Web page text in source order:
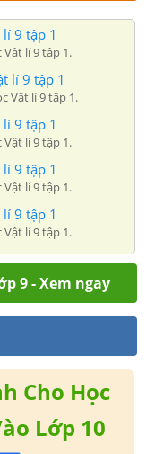
9 tập 1
Vật lí 9 tập 1.
lí 9 tập 1
Vật lí 9 tập 1.
9 tập 1
Vật lí 9 tập 1.
9 tập 1
Vật lí 9 tập 1.
9 tập 1
Vật lí 9 tập 1.
9 - Xem ngay
Cho Học
Lớp 10